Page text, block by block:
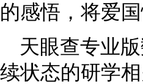
的感悟，将爱
天眼查专业
续状态的研学